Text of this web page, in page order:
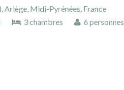
Ariège, Midi-Pyrénées, France
3 chambres 6 personnes